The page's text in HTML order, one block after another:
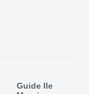
Guide Ile